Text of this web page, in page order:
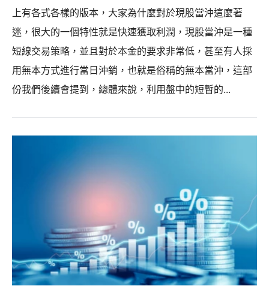
上有各式各樣的版本，大家為什麼對於現股當沖這麼著
迷，很大的一個特性就是快速獲取利潤，現股當沖是一種
短線交易策略，並且對於本金的要求非常低，甚至有人採
用無本方式進行當日沖銷，也就是俗稱的無本當沖，這部
份我們後續會提到，總體來說，利用盤中的短暫的...